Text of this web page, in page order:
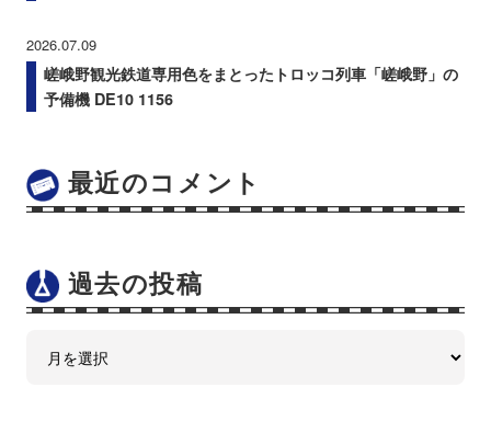
2026.07.09
嵯峨野観光鉄道専用色をまとったトロッコ列車「嵯峨野」の
予備機 DE10 1156
最近のコメント
過去の投稿